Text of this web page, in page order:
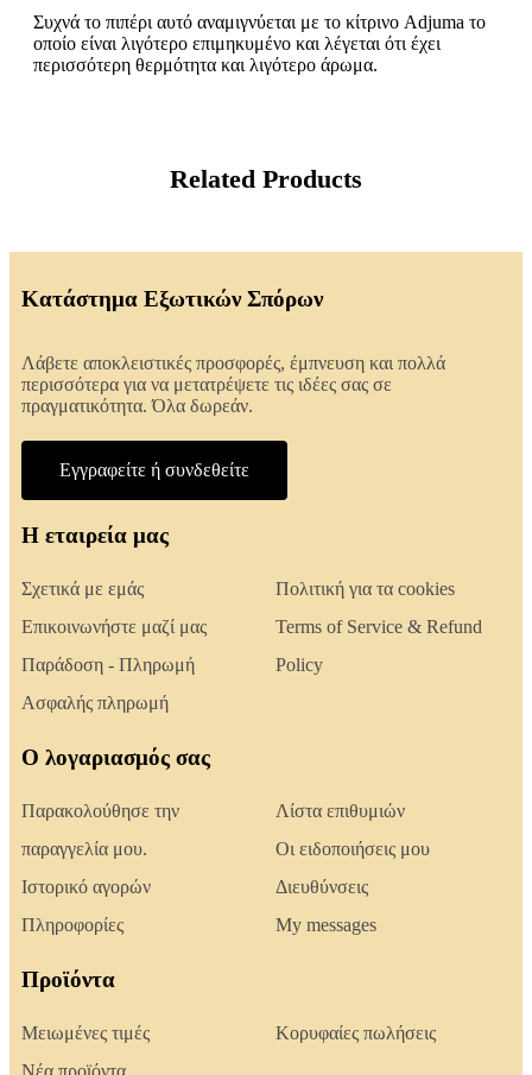
Συχνά το πιπέρι αυτό αναμιγνύεται με το κίτρινο Adjuma το
οποίο είναι λιγότερο επιμηκυμένο και λέγεται ότι έχει
περισσότερη θερμότητα και λιγότερο άρωμα.
Related Products
Κατάστημα Εξωτικών Σπόρων
Λάβετε αποκλειστικές προσφορές, έμπνευση και πολλά
περισσότερα για να μετατρέψετε τις ιδέες σας σε
πραγματικότητα. Όλα δωρεάν.
Εγγραφείτε ή συνδεθείτε
Η εταιρεία μας
Σχετικά με εμάς
Επικοινωνήστε μαζί μας
Παράδοση - Πληρωμή
Ασφαλής πληρωμή
Πολιτική για τα cookies
Terms of Service & Refund
Policy
Ο λογαριασμός σας
Παρακολούθησε την
παραγγελία μου.
Ιστορικό αγορών
Πληροφορίες
Λίστα επιθυμιών
Οι ειδοποιήσεις μου
Διευθύνσεις
My messages
Προϊόντα
Μειωμένες τιμές
Κορυφαίες πωλήσεις